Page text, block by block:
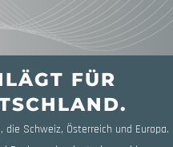
FÜR
die Schweiz, Österreich und Europa.